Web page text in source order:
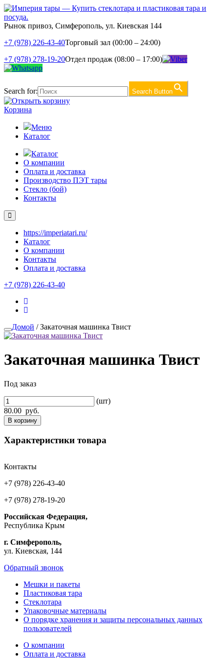
Рынок привоз, Симферополь, ул. Киевская 144
+7 (978) 226-43-40Торговый зал (00:00 – 24:00)
+7 (978) 278-19-20Отдел продаж (08:00 – 17:00)
Search for: Search Button
Корзина
Меню
Каталог
Каталог
О компании
Оплата и доставка
Производство ПЭТ тары
Стекло (бой)
Контакты
https://imperiatari.ru/
Каталог
О компании
Контакты
Оплата и доставка
+7 (978) 226-43-40
Домой / Закаточная машинка Твист
Закаточная машинка Твист
Под заказ
(шт)
80.00 руб.
В корзину
Характеристики товара
Контакты
+7 (978) 226-43-40
+7 (978) 278-19-20
Российская Федерация,
Республика Крым
г. Симферополь,
ул. Киевская, 144
Обратный звонок
Мешки и пакеты
Пластиковая тара
Стеклотара
Упаковочные материалы
О порядке хранения и защиты персональных данных
пользователей
О компании
Оплата и доставка